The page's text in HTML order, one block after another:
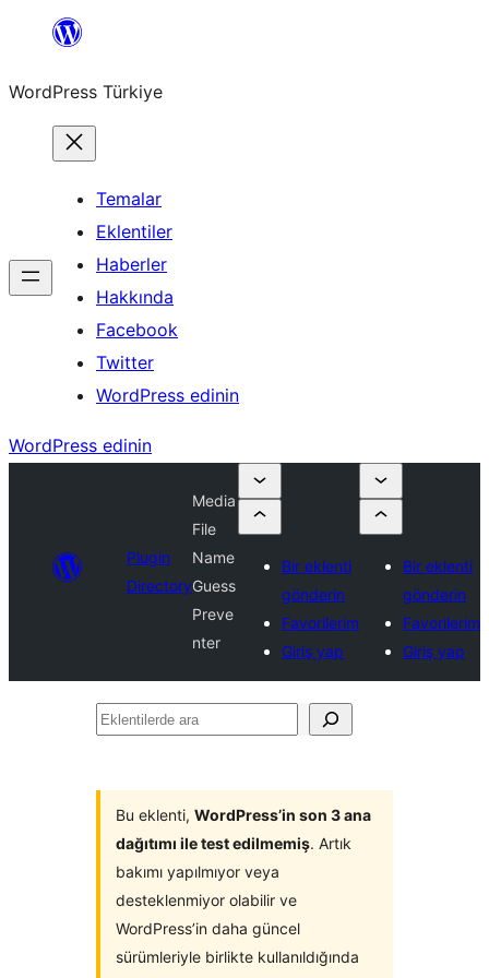
İçeriğe
WordPress Türkiye
Temalar
Eklentiler
Haberler
Hakkında
Facebook
Twitter
WordPress edinin
WordPress edinin
Plugin
Directory
Media
File
Name
Guess
Preve
nter
Bir eklenti
gönderin
Favorilerim
Giriş yap
Bir eklenti
gönderin
Favorilerim
Giriş yap
Eklentilerde
Bu eklenti, WordPress’in son 3 ana
dağıtımı ile test edilmemiş. Artık
bakımı yapılmıyor veya
desteklenmiyor olabilir ve
WordPress’in daha güncel
sürümleriyle birlikte kullanıldığında